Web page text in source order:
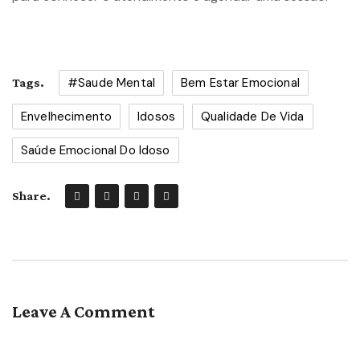
Tags. #saude Mental Bem Estar Emocional
Envelhecimento Idosos Qualidade De Vida
Saúde Emocional Do Idoso
Share.
Leave A Comment